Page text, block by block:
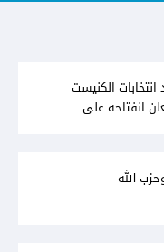
انتخابات الكنيست
انفتاحه على
الله